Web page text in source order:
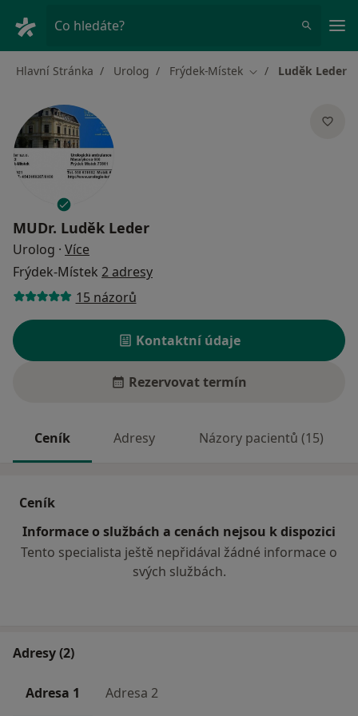
Co hledáte?
Hlavní Stránka Urolog Frýdek-Místek Změna města
Luděk Leder
MUDr. Luděk Leder
Urolog · Více
Frýdek-Místek 2 adresy
15 názorů
Kontaktní údaje
Rezervovat termín
Ceník Adresy Názory pacientů (15)
Ceník
Informace o službách a cenách nejsou k dispozici
Tento specialista ještě nepřidával žádné informace o
svých službách.
Adresy (2)
Adresa 1 Adresa 2